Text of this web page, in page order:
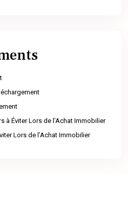
à Éviter Lors de l’Achat Immobilier
Lors de l’Achat Immobilier